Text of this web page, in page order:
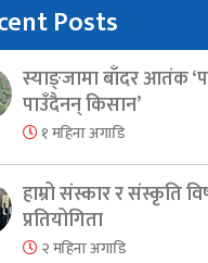
Posts
स्याङ्जामा बाँदर आतंक
पाउँदैनन् किसान’
१ महिना अगाडि
हाम्रो संस्कार र संस्कृति
प्रतियोगिता
२ महिना अगाडि